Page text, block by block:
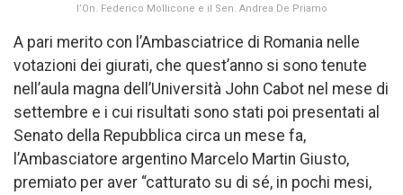
l’On. Federico Mollicone e il Sen. Andrea De Priamo
A pari merito con l’Ambasciatrice di Romania nelle
votazioni dei giurati, che quest’anno si sono tenute
nell’aula magna dell’Università John Cabot nel mese di
settembre e i cui risultati sono stati poi presentati al
Senato della Repubblica circa un mese fa,
l’Ambasciatore argentino Marcelo Martin Giusto,
premiato per aver “catturato su di sé, in pochi mesi,